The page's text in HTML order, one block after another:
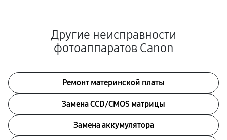
Другие неисправности
фотоаппаратов Canon
Ремонт материнской платы
Замена CCD/CMOS матрицы
Замена аккумулятора